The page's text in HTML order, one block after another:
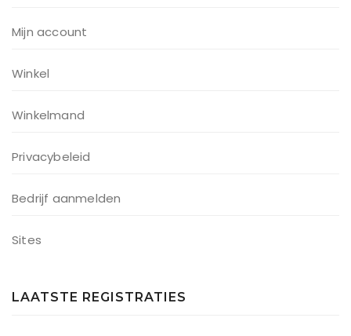
Mijn account
Winkel
Winkelmand
Privacybeleid
Bedrijf aanmelden
Sites
LAATSTE REGISTRATIES